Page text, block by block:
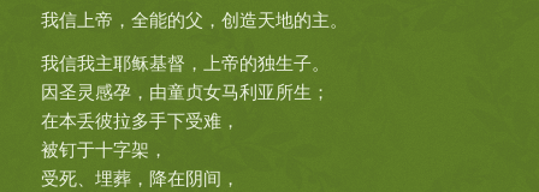
我信上帝，全能的父，创造天地的主。
我信我主耶稣基督，上帝的独生子。
因圣灵感孕，由童贞女马利亚所生；
在本丢彼拉多手下受难，
被钉于十字架，
受死、埋葬，降在阴间，